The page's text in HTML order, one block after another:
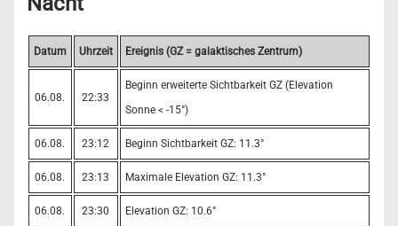
Datum Uhrzeit Ereignis (GZ = galaktisches Zentrum)
06.08. 22:33
Beginn erweiterte Sichtbarkeit GZ (Elevation
Sonne < -15°)
06.08. 23:12 Beginn Sichtbarkeit GZ: 11.3°
06.08. 23:13 Maximale Elevation GZ: 11.3°
06.08. 23:30 Elevation GZ: 10.6°